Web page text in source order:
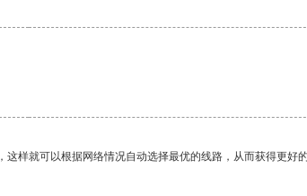
样就可以根据网络情况自动选择最优的线路，从而获得更好的